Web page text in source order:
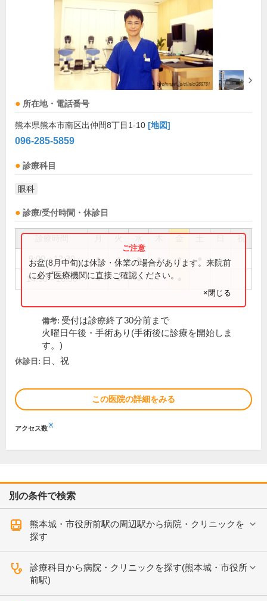
所在地・電話番号
熊本県熊本市南区出仲間8丁目1-10 [地図]
096-285-5859
診療科目
眼科
診療/受付時間・休診日
祝
9:00～12:30 ● ● ● ● ●
14:30～18:00 ● ● ●
お盆(8月中旬)は休診・休業の場合があります。来院前
に必ず医療機関に直接ご確認ください。
×閉じる
備考: 受付は診療終了30分前まで
火曜日午後・手術あり(手術後に診療を開始しま
す。)
休診日: 日、祝
この医院の詳細をみる
アクセス数※
別の条件で検索
熊本城・市役所前駅の周辺駅から病院・クリニックを
探す
診療科目から病院・クリニックを探す(熊本城・市役所
前駅)